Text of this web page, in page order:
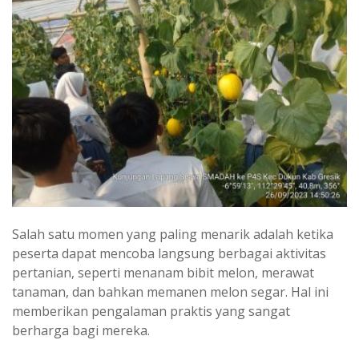
Salah satu momen yang paling menarik adalah ketika
peserta dapat mencoba langsung berbagai aktivitas
pertanian, seperti menanam bibit melon, merawat
tanaman, dan bahkan memanen melon segar. Hal ini
memberikan pengalaman praktis yang sangat
berharga bagi mereka.